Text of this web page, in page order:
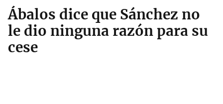
Ábalos dice que Sánchez no
le dio ninguna razón para su
cese